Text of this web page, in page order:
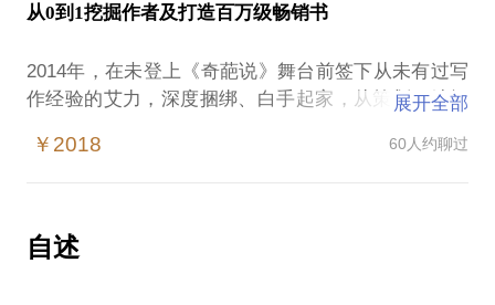
从0到1挖掘作者及打造百万级畅销书
2014年，在未登上《奇葩说》舞台前签下从未有过写
作经验的艾力，深度捆绑、白手起家，从策划、编辑
第一本书从写作到上市六个月内就获得亚马逊年度新
豪榜主榜前30位。完成了百城百校签售，百余家主流
媒体发稿、微信大号推广，极大提升艾力的个人品
展开全部
￥2018 60人约聊过
自述